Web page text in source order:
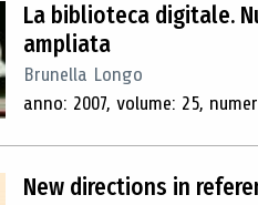
La biblioteca digitale.
ampliata
Brunella Longo
anno: 2007, volume: 25,
New directions in